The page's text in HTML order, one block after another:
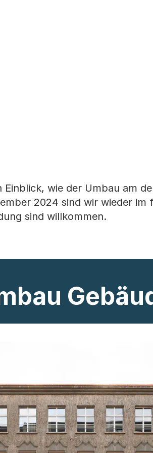
Einblick, wie der Umbau am
2024 sind wir wieder im
sind willkommen.